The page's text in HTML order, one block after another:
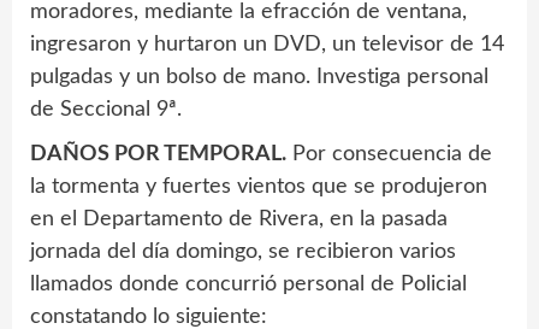
moradores, mediante la efracción de ventana,
ingresaron y hurtaron un DVD, un televisor de 14
pulgadas y un bolso de mano. Investiga personal
de Seccional 9ª.
DAÑOS POR TEMPORAL. Por consecuencia de
la tormenta y fuertes vientos que se produjeron
en el Departamento de Rivera, en la pasada
jornada del día domingo, se recibieron varios
llamados donde concurrió personal de Policial
constatando lo siguiente: